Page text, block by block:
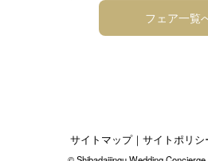
フェア一覧
サイトマップ｜ サイトポリシ